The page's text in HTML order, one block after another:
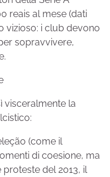
reais al mese (dati
vizioso: i club devono
sopravvivere,
visceralmente la
(come il
di coesione, ma
del 2013, il